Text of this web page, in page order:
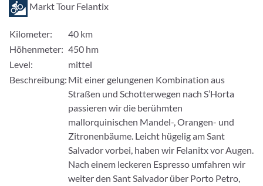
Markt Tour Felantix
Kilometer:
40 km
Höhenmeter: 450 hm
Level:
mittel
Beschreibung: Mit einer gelungenen Kombination aus
Straßen und Schotterwegen nach S’Horta
passieren wir die berühmten
mallorquinischen Mandel-, Orangen- und
Zitronenbäume. Leicht hügelig am Sant
Salvador vorbei, haben wir Felanitx vor Augen.
Nach einem leckeren Espresso umfahren wir
weiter den Sant Salvador über Porto Petro,